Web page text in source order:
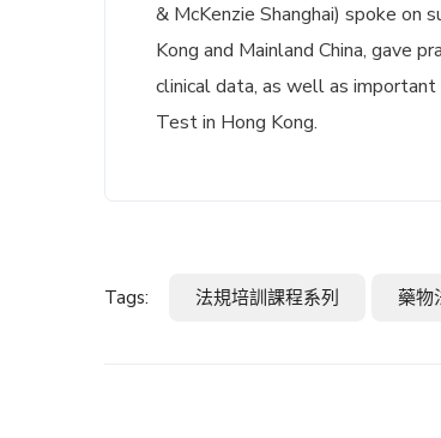
& McKenzie Shanghai) spoke on
Kong and Mainland China, gave
clinical data, as well as
Test in Hong Kong.
Tags: 法規培訓課程系列 藥物